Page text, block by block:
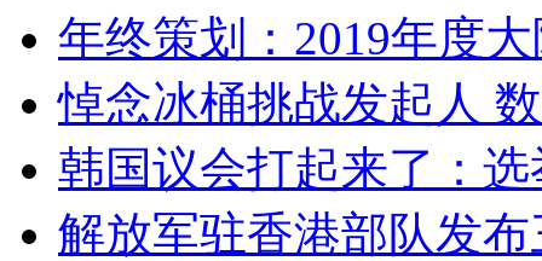
年终策划：2019年度
悼念冰桶挑战发起人
韩国议会打起来了：
解放军驻香港部队发